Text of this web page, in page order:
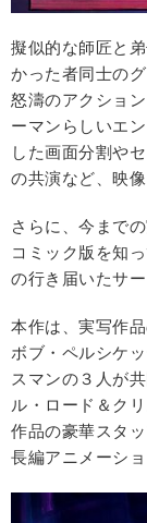
擬似的な師匠と
かった者同士の
怒濤のアクショ
ーマンらしいエ
した画面分割や
の共演など、映
さらに、今まで
コミック版を知
の行き届いたサ
本作は、実写作
ボブ・ペルシケ
スマンの３人が
ル・ロード＆ク
作品の豪華スタ
長編アニメーショ